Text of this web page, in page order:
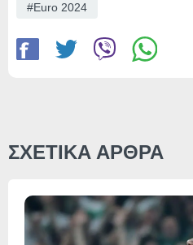
Euro 2024
ΣΧΕΤΙΚΑ ΑΡΘΡΑ